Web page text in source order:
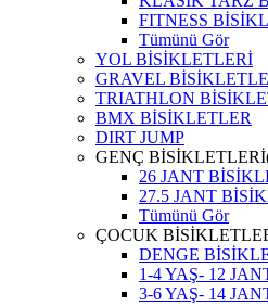
FITNESS
Tümünü Gör
YOL BİSİKLETLERİ
GRAVEL
TRIATHLON
BMX BİSİKLETLER
DIRT JUMP
GENÇ
26 JANT
27.5 JANT
Tümünü Gör
ÇOCUK
DENGE
1-4 YAŞ- 12
3-6 YAŞ- 14